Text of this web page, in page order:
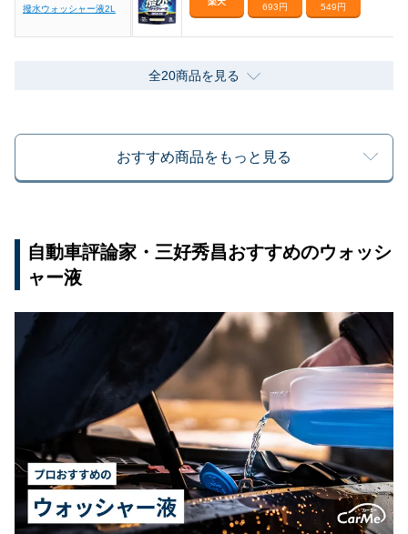
撥水ウォッシャー液2L
693円
549円
全20商品を見る
おすすめ商品をもっと見る
自動車評論家・三好秀昌おすすめのウォッシ
ャー液